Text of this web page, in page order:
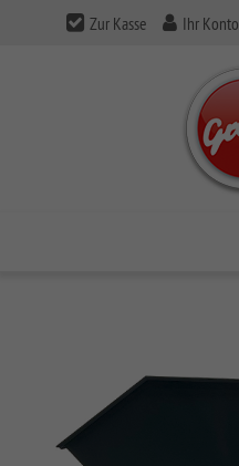
Zur Kasse Ihr Konto